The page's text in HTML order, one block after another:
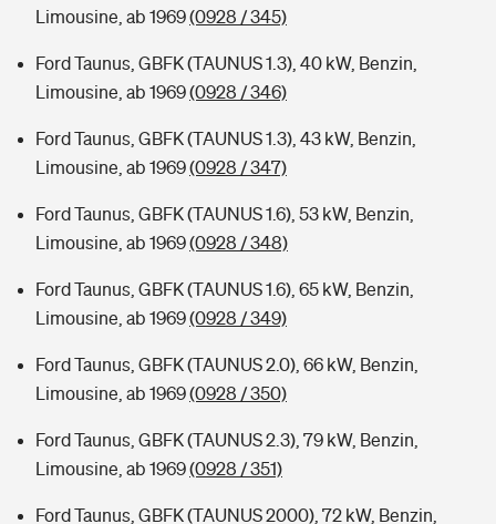
Limousine, ab 1969(0928 / 345)
Ford Taunus, GBFK (TAUNUS 1.3), 40 kW, Benzin,
Limousine, ab 1969(0928 / 346)
Ford Taunus, GBFK (TAUNUS 1.3), 43 kW, Benzin,
Limousine, ab 1969(0928 / 347)
Ford Taunus, GBFK (TAUNUS 1.6), 53 kW, Benzin,
Limousine, ab 1969(0928 / 348)
Ford Taunus, GBFK (TAUNUS 1.6), 65 kW, Benzin,
Limousine, ab 1969(0928 / 349)
Ford Taunus, GBFK (TAUNUS 2.0), 66 kW, Benzin,
Limousine, ab 1969(0928 / 350)
Ford Taunus, GBFK (TAUNUS 2.3), 79 kW, Benzin,
Limousine, ab 1969(0928 / 351)
Ford Taunus, GBFK (TAUNUS 2000), 72 kW, Benzin,